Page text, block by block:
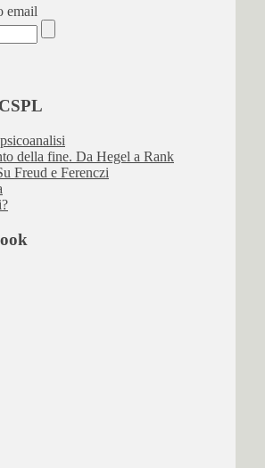
email
della fine. Da Hegel a Rank
Freud e Ferenczi